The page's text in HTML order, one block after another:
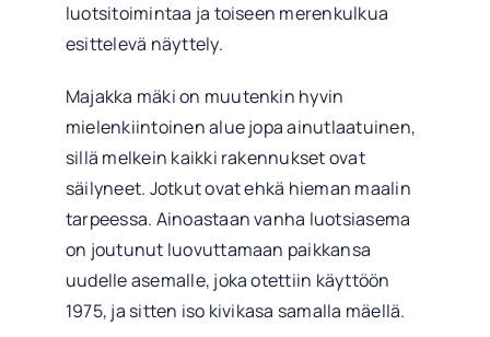
luotsitoimintaa ja toiseen merenkulkua
esittelevä näyttely.
Majakka mäki on muutenkin hyvin
mielenkiintoinen alue jopa ainutlaatuinen,
sillä melkein kaikki rakennukset ovat
säilyneet. Jotkut ovat ehkä hieman maalin
tarpeessa. Ainoastaan vanha luotsiasema
on joutunut luovuttamaan paikkansa
uudelle asemalle, joka otettiin käyttöön
1975, ja sitten iso kivikasa samalla mäellä.